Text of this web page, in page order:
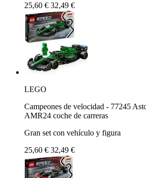
25,60 € 32,49 €
LEGO
Campeones de velocidad - 77245
AMR24 coche de carreras
Gran set con vehículo y figura
25,60 € 32,49 €